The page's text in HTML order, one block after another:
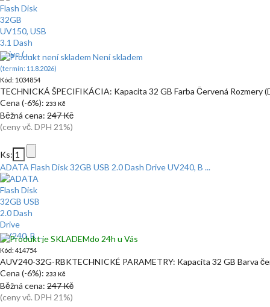
Není skladem
(termín: 11.8.2026)
Kód: 1034854
TECHNICKÁ ŠPECIFIKÁCIA: Kapacita 32 GB Farba Červená Rozmery
Cena (-6%): 233 Kč
Běžná cena: 247 Kč
(ceny vč. DPH 21%)
Ks:
ADATA Flash Disk 32GB USB 2.0 Dash Drive UV240, B ...
do 24h u Vás
Kód: 414754
AUV240-32G-RBKTECHNICKÉ PARAMETRY: Kapacita 32 GB Barva
Cena (-6%): 233 Kč
Běžná cena: 247 Kč
(ceny vč. DPH 21%)